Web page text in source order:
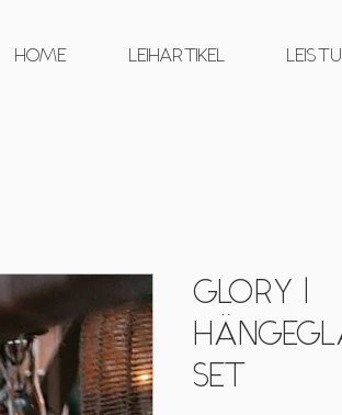
HOME LEIHARTIKEL
GLORY |
SET